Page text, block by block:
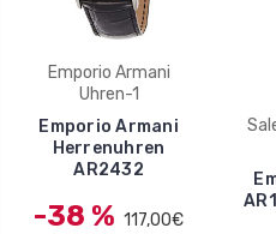
Emporio Armani
Uhren-1
Emporio Armani
Herrenuhren
AR2432
-38 % 117,00€